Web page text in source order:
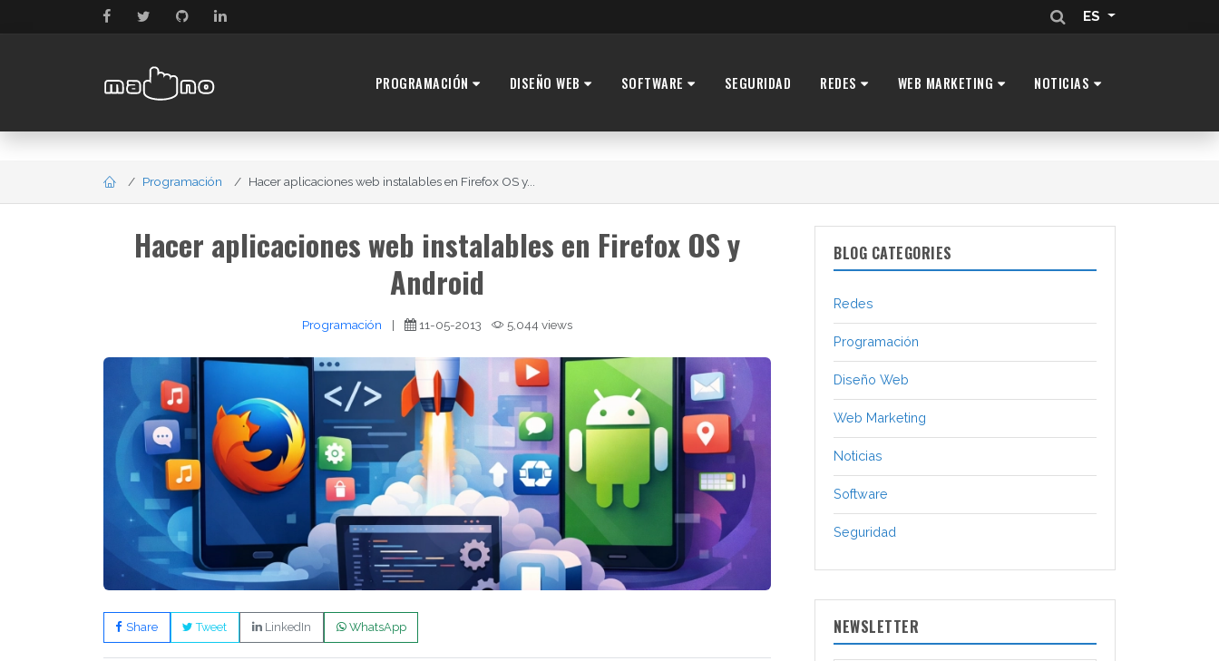
ES
PROGRAMACIÓN DISEÑO WEB SOFTWARE SEGURIDAD REDES WEB MARKETING NOTICIAS
Programación Hacer aplicaciones web instalables en Firefox OS y...
Hacer aplicaciones web instalables en Firefox OS y
Android
Programación | 11-05-2013 5,044 views
Share Tweet LinkedIn WhatsApp
BLOG CATEGORIES
Redes
Programación
Diseño Web
Web Marketing
Noticias
Software
Seguridad
NEWSLETTER